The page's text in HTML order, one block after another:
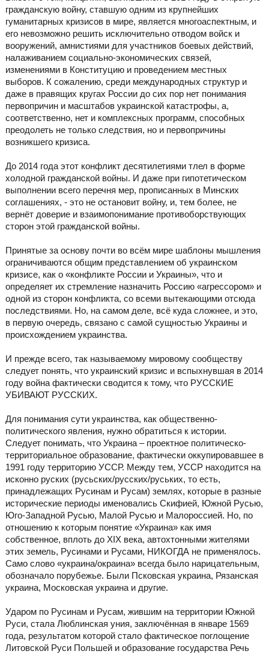
гражданскую войну, ставшую одним из крупнейших
гуманитарных кризисов в мире, является многоаспектным, и
его невозможно решить исключительно отводом войск и
вооружений, амнистиями для участников боевых действий,
налаживанием социально-экономических связей,
изменениями в Конституцию и проведением местных
выборов. К сожалению, среди международных структур и
даже в правящих кругах России до сих пор нет понимания
первопричин и масштабов украинской катастрофы, а,
соответственно, нет и комплексных программ, способных
преодолеть не только следствия, но и первопричины
возникшего кризиса.
До 2014 года этот конфликт десятилетиями тлел в форме
холодной гражданской войны. И даже при гипотетическом
выполнении всего перечня мер, прописанных в Минских
соглашениях, - это не остановит войну, и, тем более, не
вернёт доверие и взаимопонимание противоборствующих
сторон этой гражданской войны.
Принятые за основу почти во всём мире шаблоны мышления
ограничиваются общим представлением об украинском
кризисе, как о «конфликте России и Украины», что и
определяет их стремление назначить Россию «агрессором» и
одной из сторон конфликта, со всеми вытекающими отсюда
последствиями. Но, на самом деле, всё куда сложнее, и это,
в первую очередь, связано с самой сущностью Украины и
происхождением украинства.
И прежде всего, так называемому мировому сообществу
следует понять, что украинский кризис и вспыхнувшая в 2014
году война фактически сводится к тому, что РУССКИЕ
УБИВАЮТ РУССКИХ.
Для понимания сути украинства, как общественно-
политического явления, нужно обратиться к истории.
Следует понимать, что Украина – проектное политическо-
территориальное образование, фактически оккупировавшее в
1991 году территорию УССР. Между тем, УССР находится на
исконно руских (русьских/русских/руських, то есть,
принадлежащих Русинам и Русам) землях, которые в разные
исторические периоды именовались Скифией, Южной Русью,
Юго-Западной Русью, Малой Русью и Малороссией. Но, по
отношению к которым понятие «Украина» как имя
собственное, вплоть до ХІХ века, автохтонными жителями
этих земель, Русинами и Русами, НИКОГДА не применялось.
Само слово «украина/окраина» всегда было нарицательным,
обозначало порубежье. Были Псковская украина, Рязанская
украина, Московская украина и другие.
Ударом по Русинам и Русам, жившим на территории Южной
Руси, стала Люблинская уния, заключённая в январе 1569
года, результатом которой стало фактическое поглощение
Литовской Руси Польшей и образование государства Речь